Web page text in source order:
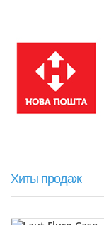
Хиты продаж